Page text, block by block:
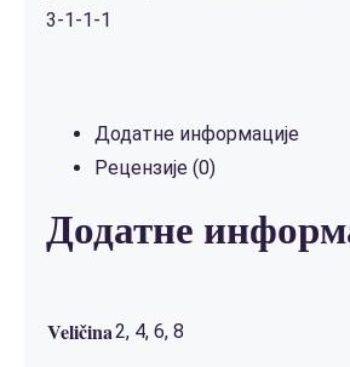
3-1-1-1
Додатне информације
Рецензије (0)
Додатне
Veličina2, 4, 6, 8